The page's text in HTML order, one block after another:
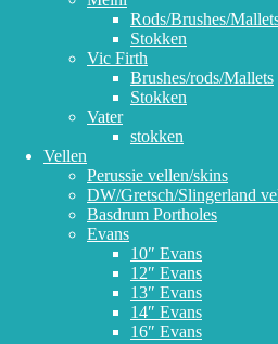
Rods/Brushes/
Stokken
Vic Firth
Brushes/rods/Mallets
Stokken
Vater
stokken
Vellen
Perussie vellen/skins
DW/Gretsch/Slingerland
Basdrum Portholes
Evans
10″ Evans
12″ Evans
13″ Evans
14″ Evans
16″ Evans